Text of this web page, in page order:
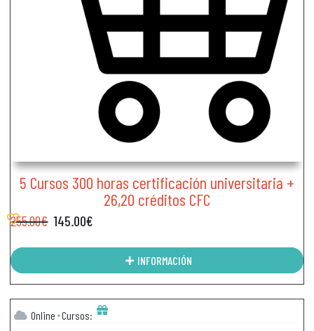
5 Cursos 300 horas certificación universitaria +
26,20 créditos CFC
255.00€ 145.00€
INFORMACIÓN
Online Cursos: